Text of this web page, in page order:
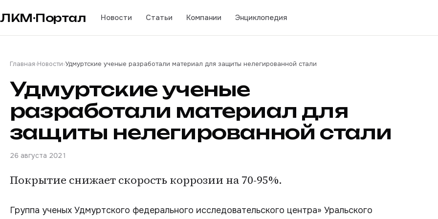
ЛКМ·Портал Новости Статьи Компании Энциклопедия
Главная›Новости›Удмуртские ученые разработали материал для защиты нелегированной стали
Удмуртские ученые
разработали материал для
защиты нелегированной стали
26 августа 2021
Покрытие снижает скорость коррозии на 70-95%.
Группа ученых Удмуртского федерального исследовательского центра» Уральского